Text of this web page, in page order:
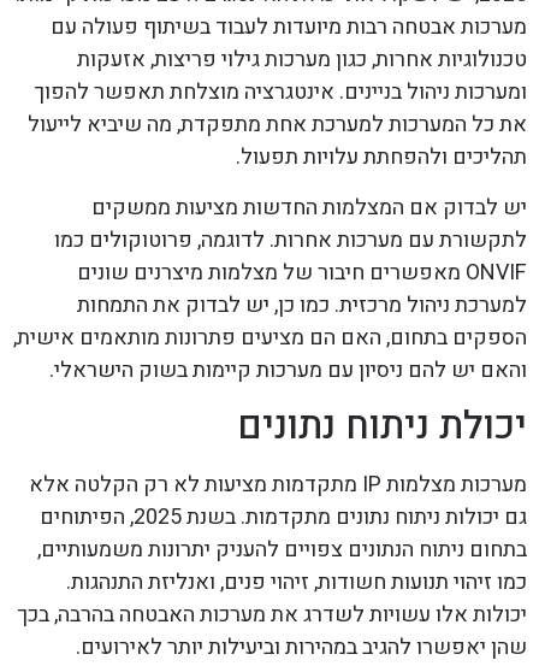
מערכות אבטחה רבות מיועדות לעבוד בשיתוף פעולה עם
טכנולוגיות אחרות, כגון מערכות גילוי פריצות, אזעקות
ומערכות ניהול בניינים. אינטגרציה מוצלחת תאפשר להפוך
את כל המערכות למערכת אחת מתפקדת, מה שיביא לייעול
תהליכים ולהפחתת עלויות תפעול.
יש לבדוק אם המצלמות החדשות מציעות ממשקים
לתקשורת עם מערכות אחרות. לדוגמה, פרוטוקולים כמו
ONVIF מאפשרים חיבור של מצלמות מיצרנים שונים
למערכת ניהול מרכזית. כמו כן, יש לבדוק את התמחות
הספקים בתחום, האם הם מציעים פתרונות מותאמים אישית,
והאם יש להם ניסיון עם מערכות קיימות בשוק הישראלי.
יכולת ניתוח נתונים
מערכות מצלמות IP מתקדמות מציעות לא רק הקלטה אלא
גם יכולות ניתוח נתונים מתקדמות. בשנת 2025, הפיתוחים
בתחום ניתוח הנתונים צפויים להעניק יתרונות משמעותיים,
כמו זיהוי תנועות חשודות, זיהוי פנים, ואנליזת התנהגות.
יכולות אלו עשויות לשדרג את מערכות האבטחה בהרבה, בכך
שהן יאפשרו להגיב במהירות וביעילות יותר לאירועים.